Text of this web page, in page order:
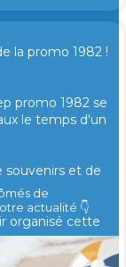
la promo 1982 !
promo 1982 se
le temps d'un
souvenirs et de
organisé cette
de
actualité 👇